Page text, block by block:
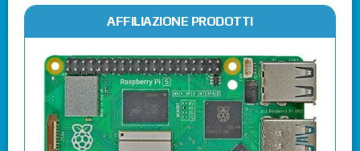
AFFILIAZIONE PRODOTTI